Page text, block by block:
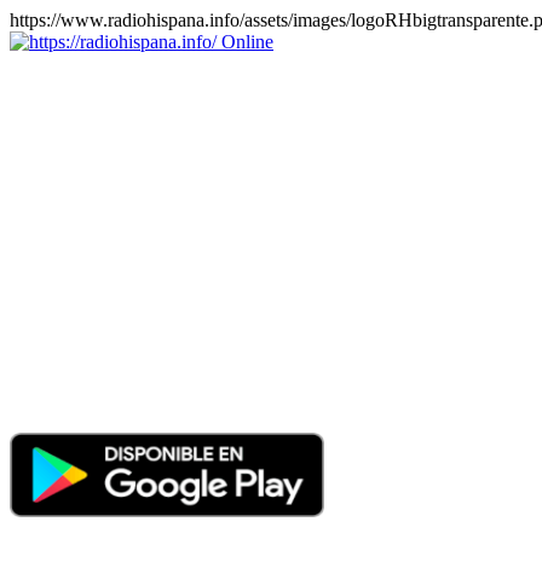
https://www.radiohispana.info/assets/images/
Online